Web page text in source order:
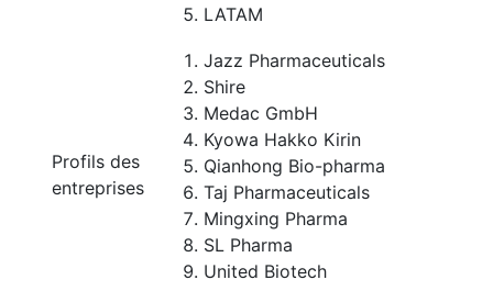
LATAM
Profils des
entreprises
Jazz Pharmaceuticals
Shire
Medac GmbH
Kyowa Hakko Kirin
Qianhong Bio-pharma
Taj Pharmaceuticals
Mingxing Pharma
SL Pharma
United Biotech